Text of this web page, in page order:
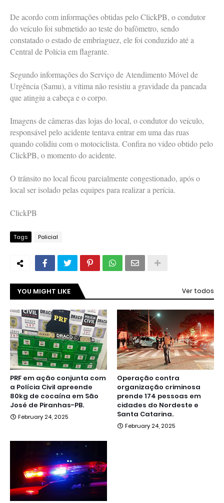
De acordo com informações obtidas pelo ClickPB, o condutor
do veículo foi submetido ao teste do bafômetro, sendo
constatado o estado de embriaguez, ele foi conduzido até a
Central de Polícia em flagrante.
Segundo informações do Serviço de Atendimento Móvel de
Urgência (Samu), a vítima não resistiu a gravidade da pancada
que atingiu a cabeça e o corpo.
Imagens de câmeras das lojas do local, o condutor do veículo,
responsável pelo acidente tentava entrar em uma das ruas
quando colidiu com o motociclista. Confira no vídeo obtido pelo
ClickPB, o momento do acidente.
O trânsito no local ficou parcialmente congestionado, após o
local ser isolado pelas equipes para realizar a perícia.
ClickPB
Tags Policial
YOU MIGHT LIKE Ver todos
PRF em ação conjunta com
a Polícia Civil apreende
80kg de cocaína em São
José de Piranhas-PB.
February 24, 2025
Operação contra
organização criminosa
prende 174 pessoas em
cidades do Nordeste e
Santa Catarina.
February 24, 2025